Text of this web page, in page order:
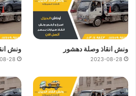
ونش انقاذ وصلة دهشور
2023-08-28
ونش
28